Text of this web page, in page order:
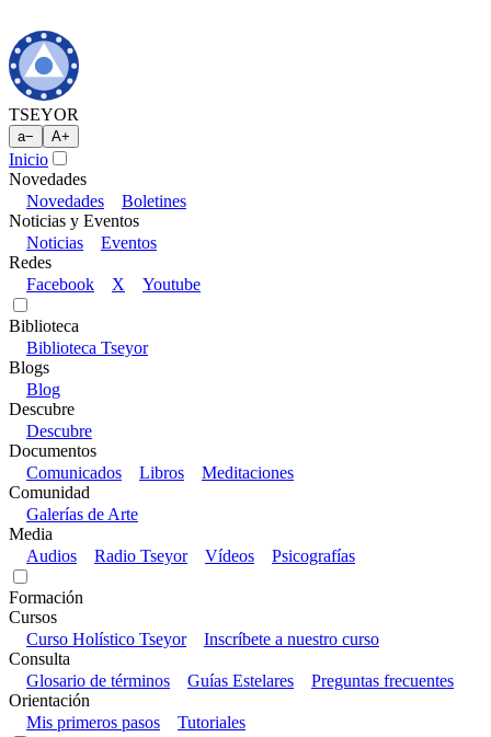
TSEYOR
a− A+
Inicio
Novedades
Novedades
Boletines
Noticias y Eventos
Noticias
Eventos
Redes
Facebook
X Youtube
Biblioteca
Biblioteca Tseyor
Blogs
Blog
Descubre
Descubre
Documentos
Comunicados
Libros
Meditaciones
Comunidad
Galerías de Arte
Media
Audios
Radio Tseyor Vídeos Psicografías
Formación
Cursos
Curso Holístico Tseyor
Inscríbete a nuestro curso
Consulta
Glosario de términos
Guías Estelares
Preguntas frecuentes
Orientación
Mis primeros pasos
Tutoriales